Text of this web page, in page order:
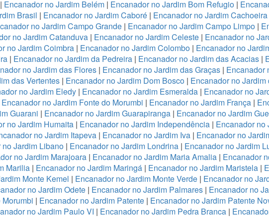
| Encanador no Jardim Belém | Encanador no Jardim Bom Refugio |
Brasil | Encanador no Jardim Caboré| Encanador no Jardim Cachoeira
no Jardim Campo Grande | Encanador no Jardim Campo Limpo |
no Jardim Catanduva | Encanador no Jardim Celeste | Encanador no
no Jardim Coimbra| Encanador no Jardim Colombo| Encanador no
| Encanador no Jardim da Pedreira| Encanador no Jardim das Acacias|
no Jardim das Flores | Encanador no Jardim das Graças | Encanador
das Vertentes | Encanador no Jardim Dom Bosco | Encanador no Jardim
no Jardim Eledy | Encanador no Jardim Esmeralda | Encanador no
Encanador no Jardim Fonte do Morumbi | Encanador no Jardim França|
Guarani | Encanador no Jardim Guarapiranga | Encanador no Jardim
no Jardim Humaita| Encanador no Jardim Independência| Encanador no
no Jardim Itapeva| Encanador no Jardim Iva| Encanador no
Jardim Libano | Encanador no Jardim Londrina | Encanador no Jardim
no Jardim Marajoara | Encanador no Jardim Maria Amalia | Encanador
Marilia| Encanador no Jardim Maringá| Encanador no Jardim Maristela|
Monte Kemel | Encanador no Jardim Monte Verde| Encanador no
no Jardim Odete| Encanador no Jardim Palmares| Encanador no
| Encanador no Jardim Patente | Encanador no Jardim Patente
no Jardim Paulo VI | Encanador no Jardim Pedra Branca|